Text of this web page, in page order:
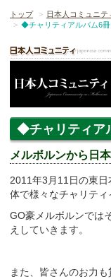
トップ 日本人コミュニテ
◆チャリティアルバム6
◆チャリティア
メルボルンから日
2011年3月11日の東
体で様々なチャリティ
GO豪メルボルンでは
えしていきます。
また、皆さんのお力も